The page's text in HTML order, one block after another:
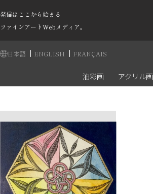
発信はここから始まる
ファインアートWebメディア。
日本語 | ENGLISH | FRANÇAIS
油彩画 アクリル画